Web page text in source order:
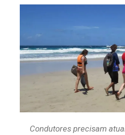
Condutores precisam